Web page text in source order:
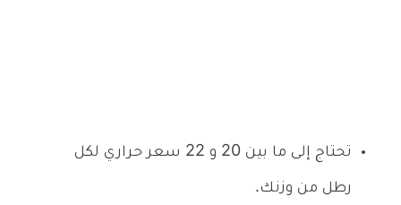
تحتاج إلى ما بين 20 و 22 سعر حراري لكل
رطل من وزنك.